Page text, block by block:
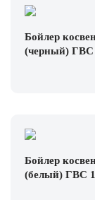
Бойлер
(черный) ГВС
Бойлер
(белый) ГВС